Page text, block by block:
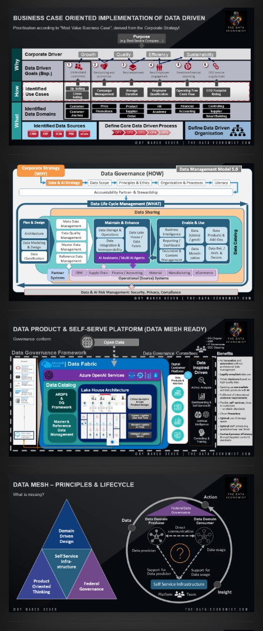
Artikel:
Business Case orientierte
Etablierung einer Data Driven Company
VIEW
Artikel:Die moderne Architektur für
Daten- und KI-orientierte Unternehmen
VIEW
Artikel:Warum eine Data Governance
orientierte Data Fabric essenziell für
skalierbare qualitative Datenprodukte ist
VIEW
Artikel:Data Mesh Ökosysteme: Die
Transformation zur Data Inspired Human
Culture
VIEW